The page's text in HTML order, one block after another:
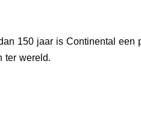
150 jaar is Continental een
ter wereld.